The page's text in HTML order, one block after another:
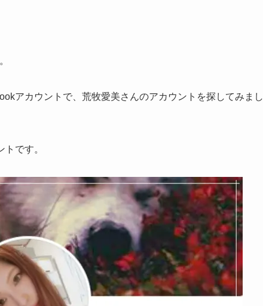
アカウントで、荒牧愛美さんのアカウントを探してみまし
です。